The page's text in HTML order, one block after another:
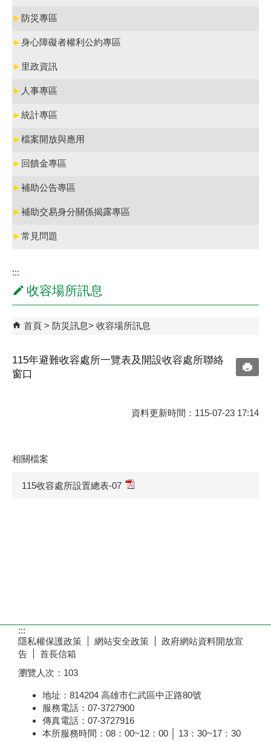
► 防災專區
►身心障礙者權利公約專區
► 里政資訊
► 人事專區
►統計專區
►檔案開放與應用
► 回饋金專區
►補助公告專區
►補助交易身分關係揭露專區
►常見問題
:::
收容場所訊息
首頁 防災訊息 收容場所訊息
115年避難收容處所一覽表及開設收容處所聯絡
窗口
資料更新時間：115-07-23 17:14
相關檔案
115收容處所設置總表-07
:::
隱私權保護政策
網站安全政策
政府網站資料開放宣
告
首長信箱
瀏覽人次： 103
地址：814204 高雄市仁武區中正路80號
服務電話：07-3727900
傳真電話：07-3727916
本所服務時間：08：00~12：00 │ 13：30~17：30